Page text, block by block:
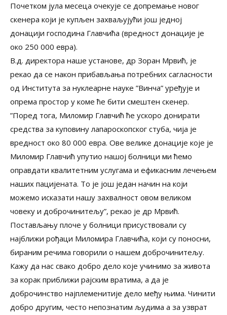
Почетком јула месеца очекује се допремање новог
скенера који је купљен захваљујући још једној
донацији господина Главчића (вредност донације је
око 250 000 евра).
В.д. директора наше установе, др Зоран Мрвић, је
рекао да се након прибављања потребних сагласности
од Института за нуклеарне науке ”Винча” уређује и
опрема простор у коме ће бити смештен скенер.
”Поред тога, Миломир Главчић ће ускоро донирати
средства за куповину лапароскопског стуба, чија је
вредност око 80 000 евра. Ове велике донације које је
Миломир Главчић упутио нашој болници ми ћемо
оправдати квалитетним услугама и ефикасним лечењем
наших пацијената. То је још један начин на који
можемо исказати нашу захвалност овом великом
човеку и доброчинитељу”, рекао је др Мрвић.
Постављању плоче у болници присуствовали су
најближи рођаци Миломира Главчића, који су поносни,
бираним речима говорили о нашем доброчинитељу.
Кажу да нас свако добро дело које учинимо за живота
за корак приближи рајским вратима, а да је
доброчинство најплеменитије дело међу њима. Чинити
добро другим, често непознатим људима а за узврат